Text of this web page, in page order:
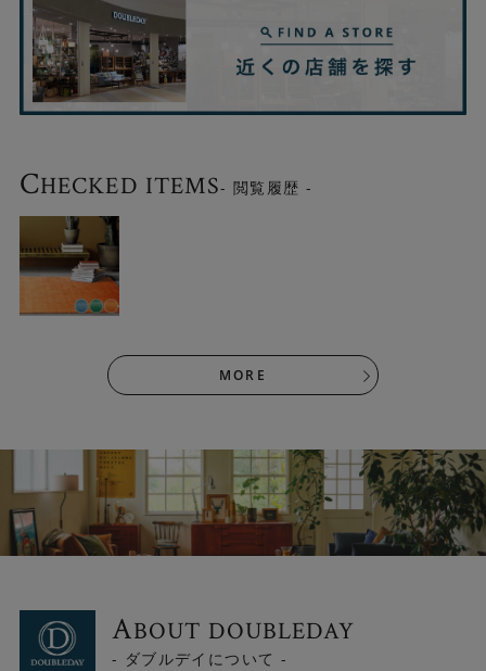
CHECKED ITEMS- 閲覧履歴 -
MORE
ABOUT DOUBLEDAY
- ダブルデイについて -